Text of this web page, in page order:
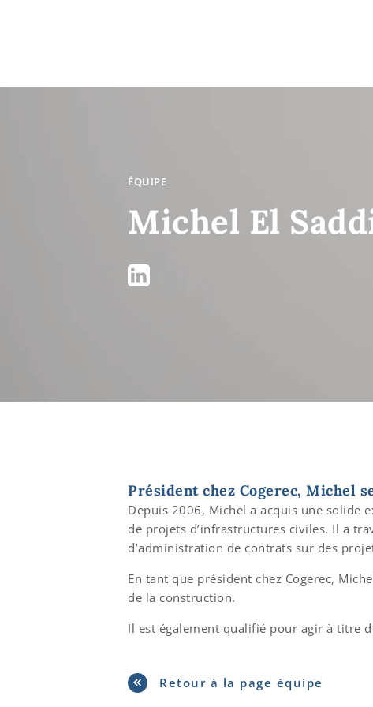
Michel El
ÉQUIPE
Président chez Cogerec, Michel
Depuis 2006, Michel a acquis une solide
de projets d’infrastructures civiles. Il a
d’administration de contrats sur des
En tant que président chez Cogerec,
de la construction.
Il est également qualifié pour agir à titre
Retour à la page équipe